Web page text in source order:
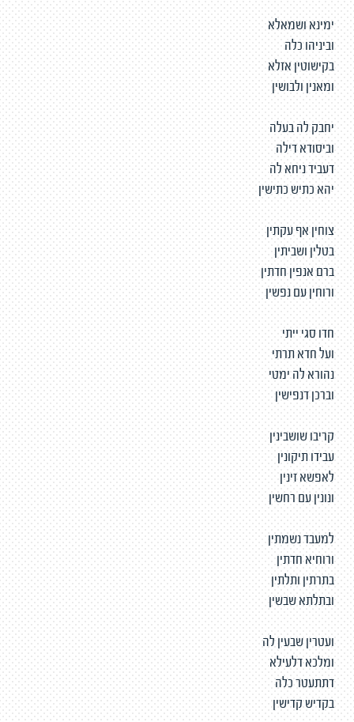
ימינא ושמאלא
וביניהו כלה
בקישוטין אזלא
ומאנין ולבושין
יחבק לה בעלה
וביסודא דילה
דעביד ניחא לה
יהא כתיש כתישין
צוחין אף עקתין
בטלין ושביתין
ברם אנפין חדתין
ורוחין עם נפשין
חדו סגי ייתי
ועל חדא תרתי
נהורא לה ימטי
וברכן דנפישין
קריבו שושבינין
עבידו תיקונין
לאפשא זינין
ונונין עם רחשין
למעבד נשמתין
ורוחיא חדתין
בתרתין ותלתין
ובתלתא שבשין
ועטרין שבעין לה
ומלכא דלעילא
דתתעטר כלה
בקדיש קדישין